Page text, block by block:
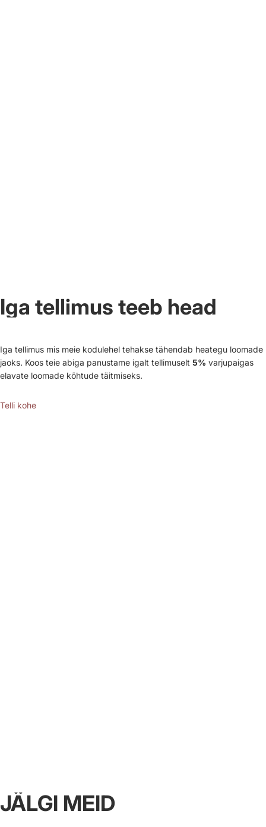
Iga tellimus teeb head
Iga tellimus mis meie kodulehel tehakse tähendab heategu loomade
jaoks. Koos teie abiga panustame igalt tellimuselt 5% varjupaigas
elavate loomade kõhtude täitmiseks.
Telli kohe
JÄLGI MEID